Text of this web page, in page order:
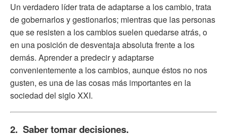
Un verdadero líder trata de adaptarse a los cambio, trata
de gobernarlos y gestionarlos; mientras que las personas
que se resisten a los cambios suelen quedarse atrás, o
en una posición de desventaja absoluta frente a los
demás. Aprender a predecir y adaptarse
convenientemente a los cambios, aunque éstos no nos
gusten, es una de las cosas más importantes en la
sociedad del siglo XXI.
2. Saber tomar decisiones.